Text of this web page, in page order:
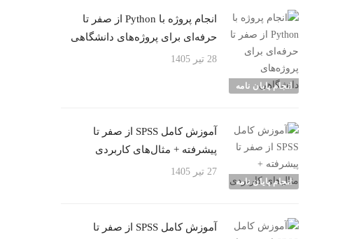
انجام پایان نامه
انجام پروژه با Python از صفر تا
حرفه‌ای برای پروژه‌های دانشگاهی
28 تیر 1405
انجام پایان نامه
آموزش کامل SPSS از صفر تا
پیشرفته + مثال‌های کاربردی
27 تیر 1405
آموزش کامل SPSS از صفر تا